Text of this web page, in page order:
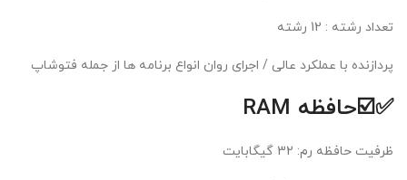
تعداد رشته : 12 رشته
پردازنده با عملکرد عالی / اجرای روان انواع برنامه ها از جمله فتوشاپ
✅☑️حافظه RAM
ظرفيت حافظه رم: 32 گیگابایت